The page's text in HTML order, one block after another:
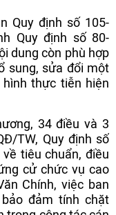
Quy định số 105-
Quy định số 80-
dung còn phù hợp
sung, sửa đổi một
thực tiễn hiện
34 điều và 3
TW, Quy định số
tiêu chuẩn, điều
cử chức vụ cao
Chính, việc ban
đảm tính chặt